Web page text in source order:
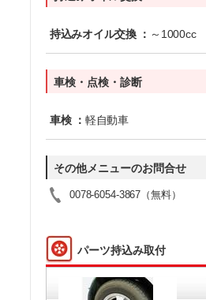
持込みオイル交換 ： ～1000cc
車検・点検・診断
車検 ： 軽自動車
その他メニューのお問合せ
0078-6054-3867 （無料）
パーツ持込み取付